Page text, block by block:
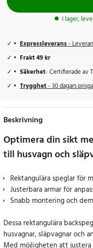
I lager,
Expressleverans-
Frakt 49 kr
Säkerhet- Certifierade av
Trygghet- 30 dagars
Beskrivning
Optimera din sikt
till husvagn och
Rektangulära speglar för
Justerbara armar för
Snabb montering och
Dessa rektangulära
husvagnar, släpvagnar och
Med möjligheten att